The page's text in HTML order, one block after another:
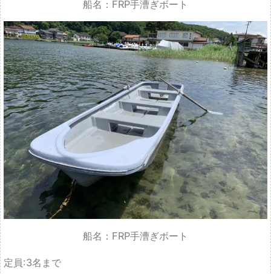
船名：FRP手漕ぎボート
定員:3名まで
装備：オールのみ